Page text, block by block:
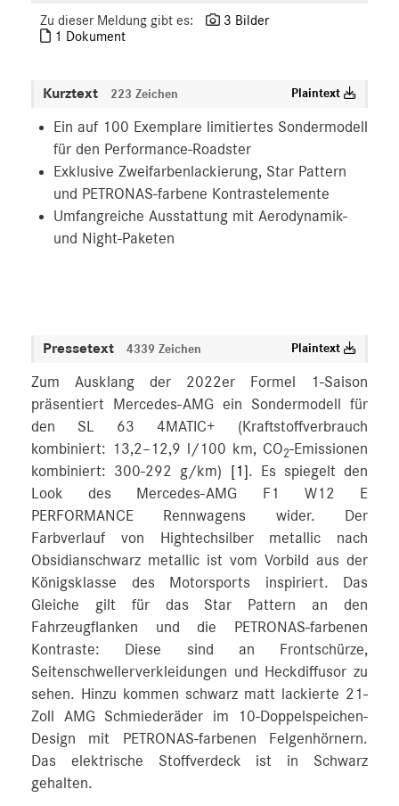
Vans
ÜBER UNS
ANSPRECHPARTNER
Zu dieser Meldung gibt es:
3 Bilder
1 Dokument
Kurztext 223 Zeichen Plaintext
Ein auf 100 Exemplare limitiertes Sondermodell
für den Performance-Roadster
Exklusive Zweifarbenlackierung, Star Pattern
und PETRONAS-farbene Kontrastelemente
Umfangreiche Ausstattung mit Aerodynamik-
und Night-Paketen
Pressetext 4339 Zeichen Plaintext
Zum Ausklang der 2022er Formel 1-Saison
präsentiert Mercedes-AMG ein Sondermodell für
den SL 63 4MATIC+ (Kraftstoffverbrauch
kombiniert: 13,2–12,9 l/100 km, CO2-Emissionen
kombiniert: 300‑292 g/km)
[1] . Es spiegelt den
Look des Mercedes-AMG F1 W12 E
PERFORMANCE Rennwagens wider. Der
Farbverlauf von Hightechsilber metallic nach
Obsidianschwarz metallic ist vom Vorbild aus der
Königsklasse des Motorsports inspiriert. Das
Gleiche gilt für das Star Pattern an den
Fahrzeugflanken und die PETRONAS‑farbenen
Kontraste: Diese sind an Frontschürze,
Seitenschwellerverkleidungen und Heckdiffusor zu
sehen. Hinzu kommen schwarz matt lackierte 21-
Zoll AMG Schmiederäder im 10-Doppelspeichen-
Design mit PETRONAS-farbenen Felgenhörnern.
Das elektrische Stoffverdeck ist in Schwarz
gehalten.